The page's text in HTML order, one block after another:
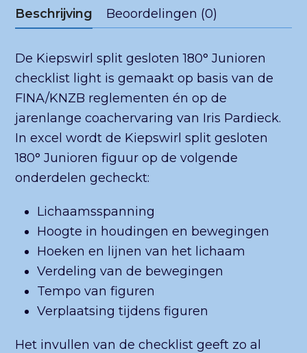
Beschrijving Beoordelingen (0)
De Kiepswirl split gesloten 180° Junioren
checklist light is gemaakt op basis van de
FINA/KNZB reglementen én op de
jarenlange coachervaring van Iris Pardieck.
In excel wordt de Kiepswirl split gesloten
180° Junioren figuur op de volgende
onderdelen gecheckt:
Lichaamsspanning
Hoogte in houdingen en bewegingen
Hoeken en lijnen van het lichaam
Verdeling van de bewegingen
Tempo van figuren
Verplaatsing tijdens figuren
Het invullen van de checklist geeft zo al